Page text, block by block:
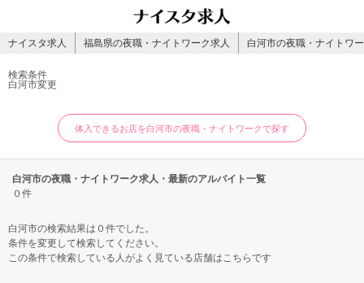
ナイスタ求人 福島県の夜職・ナイトワーク求人 白河市の夜職・ナイトワ
検索条件
白河市変更
体入できるお店を白河市の夜職・ナイトワークで探す
白河市の夜職・ナイトワーク求人・最新のアルバイト一覧
０件
白河市の検索結果は０件でした。
条件を変更して検索してください。
この条件で検索している人がよく見ている店舗はこちらです